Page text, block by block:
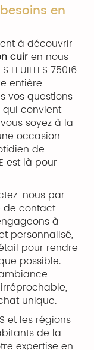
en
à découvrir
cuiren nous
FEUILLES 75016
entière
vos questions
convient
soyez à la
occasion
de
est là pour
nous par
de contact
à
personnalisé,
pour rendre
possible.
unique.
et les régions
de la
expertise en